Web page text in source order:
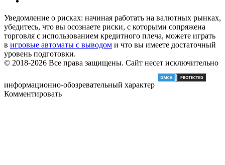
Уведомление о рисках: начиная работать на валютных рынках,
убедитесь, что вы осознаете риски, с которыми сопряжена
торговля с использованием кредитного плеча, можете играть
в игровые автоматы с выводом и что вы имеете достаточный
уровень подготовки.
© 2018-2026 Все права защищены. Сайт несет исключительно
информационно-обозревательный характер
Комментировать